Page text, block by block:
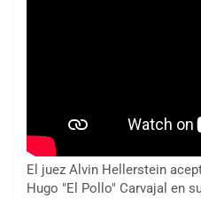
El juez Alvin Hellerstein
Hugo "El Pollo" Carvajal en